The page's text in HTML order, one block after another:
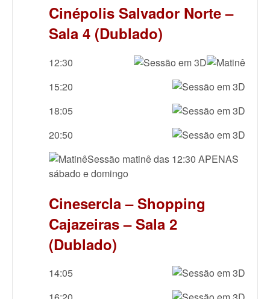
Cinépolis Salvador Norte –
Sala 4 (Dublado)
12:30
15:20
18:05
20:50
Sessão matinê das 12:30 APENAS
sábado e domingo
Cinesercla – Shopping
Cajazeiras – Sala 2
(Dublado)
14:05